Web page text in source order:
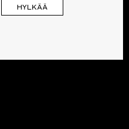
HYLKÄÄ